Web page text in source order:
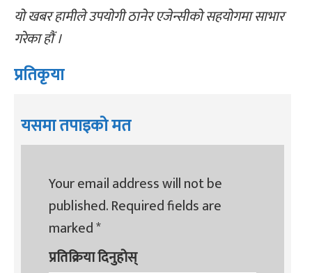
यो खबर हामीले उपयोगी ठानेर एजेन्सीको सहयोगमा साभार
गरेका हौं ।
प्रतिकृया
यसमा तपाइको मत
Your email address will not be
published.Required fields are
marked*
प्रतिक्रिया दिनुहोस्